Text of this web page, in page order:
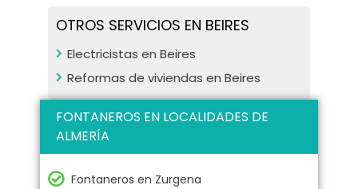
OTROS SERVICIOS EN BEIRES
Electricistas en Beires
Reformas de viviendas en Beires
FONTANEROS EN LOCALIDADES DE
ALMERÍA
Fontaneros en Zurgena